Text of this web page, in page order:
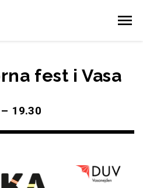
fest i Vasa
19.30